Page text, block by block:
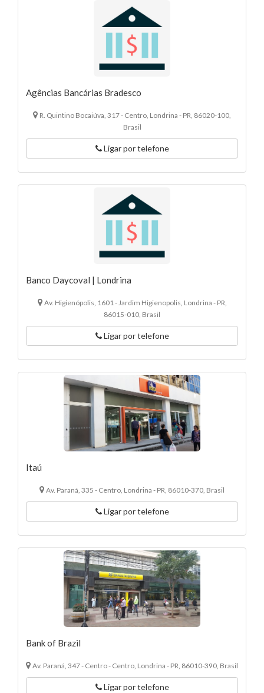
Agências Bancárias Bradesco
R. Quintino Bocaiúva, 317 - Centro, Londrina - PR, 86020-100,
Brasil
Ligar por telefone
Banco Daycoval | Londrina
Av. Higienópolis, 1601 - Jardim Higienopolis, Londrina - PR,
86015-010, Brasil
Ligar por telefone
Itaú
Av. Paraná, 335 - Centro, Londrina - PR, 86010-370, Brasil
Ligar por telefone
Bank of Brazil
Av. Paraná, 347 - Centro - Centro, Londrina - PR, 86010-390, Brasil
Ligar por telefone